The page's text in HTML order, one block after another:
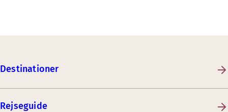
Destinationer
Rejseguide